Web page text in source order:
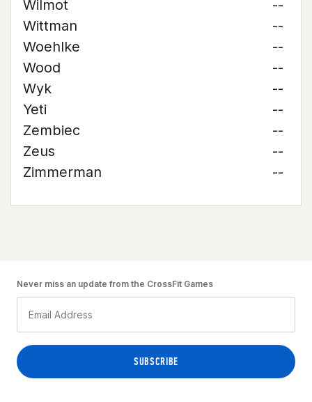
Wilmot
--
Wittman
--
Woehlke
--
Wood
--
Wyk
--
Yeti
--
Zembiec
--
Zeus
--
Zimmerman
--
Never miss an update from the CrossFit Games